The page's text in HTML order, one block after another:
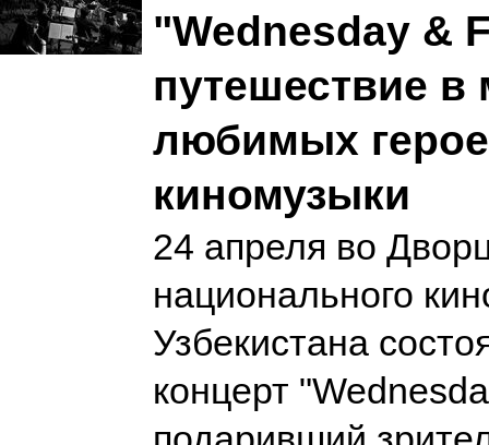
"Wednesday &
путешествие в
любимых
киномузыки
24 апреля во
национального
Узбекистана
концерт